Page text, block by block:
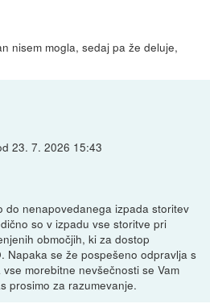
nisem mogla, sedaj pa že deluje,
23. 7. 2026 15:43
do nenapovedanega izpada storitev
so v izpadu vse storitve pri
območjih, ki za dostop
Napaka se že pospešeno odpravlja s
morebitne nevšečnosti se Vam
prosimo za razumevanje.